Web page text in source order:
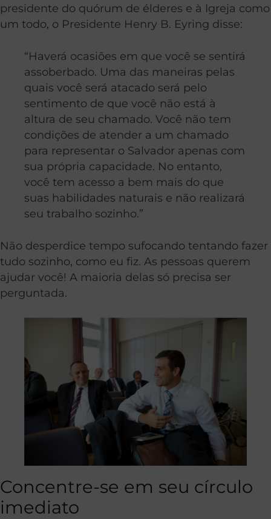
presidente do quórum de élderes e à Igreja como
um todo, o Presidente Henry B. Eyring disse:
“Haverá ocasiões em que você se sentirá
assoberbado. Uma das maneiras pelas
quais você será atacado será pelo
sentimento de que você não está à
altura de seu chamado. Você não tem
condições de atender a um chamado
para representar o Salvador apenas com
sua própria capacidade. No entanto,
você tem acesso a bem mais do que
suas habilidades naturais e não realizará
seu trabalho sozinho.”
Não desperdice tempo sufocando tentando fazer
tudo sozinho, como eu fiz. As pessoas querem
ajudar você! A maioria delas só precisa ser
perguntada.
Concentre-se em seu círculo
imediato